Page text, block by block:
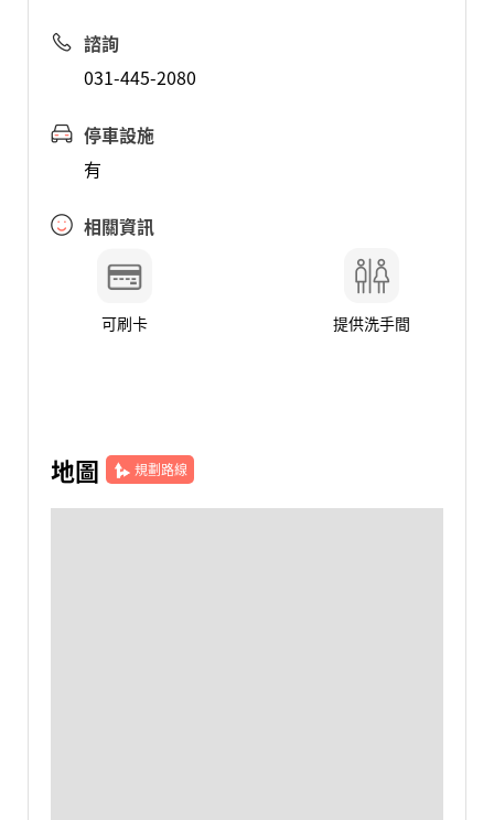
諮詢
031-445-2080
停車設施
有
相關資訊
可刷卡 提供洗手間
地圖 規劃路線